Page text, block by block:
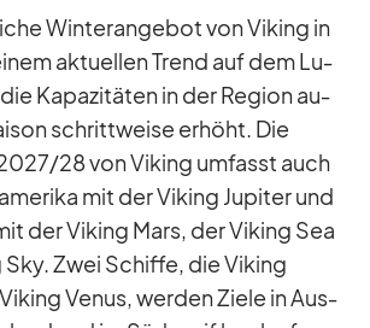
Win­ter­an­ge­bot von Vi­king in
ak­tu­el­len Trend auf dem Lu­
Ka­pa­zi­tä­ten in der Re­gion au­
schritt­weise er­höht. Die
​28 von Vi­king um­fasst auch
mit der Vi­king Ju­pi­ter und
der Vi­king Mars, der Vi­king Sea
Zwei Schiffe, die Vi­king
Ve­nus, wer­den Ziele in Aus­